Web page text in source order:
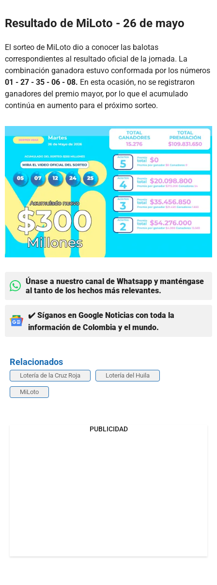
Resultado de MiLoto - 26 de mayo
El sorteo de MiLoto dio a conocer las balotas
correspondientes al resultado oficial de la jornada. La
combinación ganadora estuvo conformada por los números
01 - 27 - 35 - 06 - 08. En esta ocasión, no se registraron
ganadores del premio mayor, por lo que el acumulado
continúa en aumento para el próximo sorteo.
Únase a nuestro canal de Whatsapp y manténgase
al tanto de los hechos más relevantes.
✔️ Síganos en Google Noticias con toda la
información de Colombia y el mundo.
Relacionados
Lotería de la Cruz Roja Lotería del Huila
MiLoto
PUBLICIDAD